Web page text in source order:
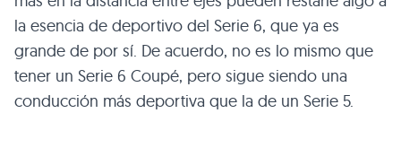
la esencia de deportivo del Serie 6, que ya es
grande de por sí. De acuerdo, no es lo mismo que
tener un Serie 6 Coupé, pero sigue siendo una
conducción más deportiva que la de un Serie 5.